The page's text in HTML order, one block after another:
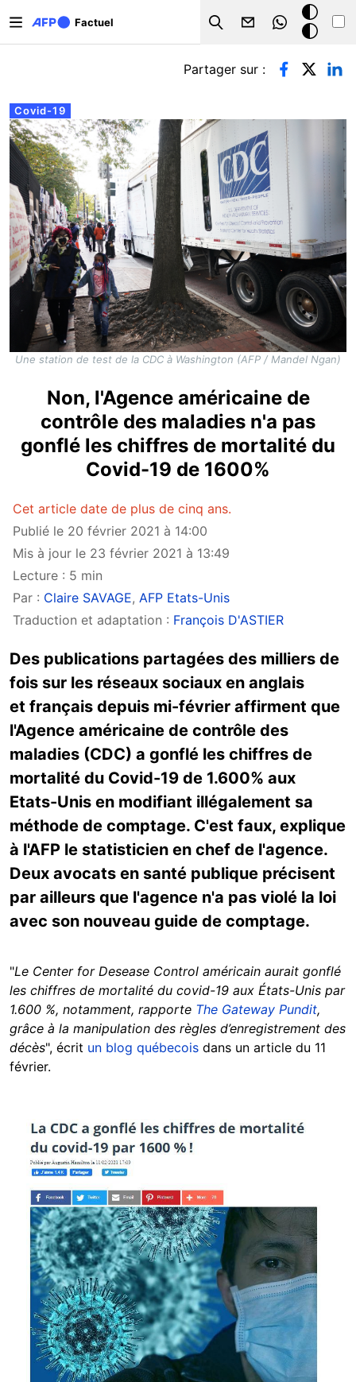
Factuel
Search
Mode
sombre
Onglets principaux
Covid-19
Partager sur :
Une station de test de la CDC à Washington (AFP / Mandel Ngan)
Non, l'Agence américaine de
contrôle des maladies n'a pas
gonflé les chiffres de mortalité du
Covid-19 de 1600%
Cet article date de plus de cinq ans.
Publié le 20 février 2021 à 14:00
Mis à jour le 23 février 2021 à 13:49
Lecture : 5 min
Par : Claire SAVAGE, AFP Etats-Unis
Traduction et adaptation : François D'ASTIER
Des publications partagées des milliers de
fois sur les réseaux sociaux en anglais
et français depuis mi-février affirment que
l'Agence américaine de contrôle des
maladies (CDC) a gonflé les chiffres de
mortalité du Covid-19 de 1.600% aux
Etats-Unis en modifiant illégalement sa
méthode de comptage. C'est faux, explique
à l'AFP le statisticien en chef de l'agence.
Deux avocats en santé publique précisent
par ailleurs que l'agence n'a pas violé la loi
avec son nouveau guide de comptage.
"Le Center for Desease Control américain aurait gonflé
les chiffres de mortalité du covid-19 aux États-Unis par
1.600 %, notamment, rapporte The Gateway Pundit,
grâce à la manipulation des règles d’enregistrement des
décès", écrit un blog québecois dans un article du 11
février.
Image